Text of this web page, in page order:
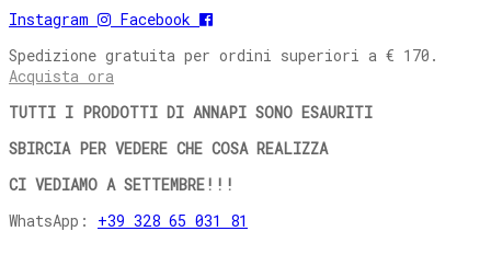
Instagram
Facebook
Spedizione gratuita per ordini superiori a € 170.
Acquista ora
TUTTI I PRODOTTI DI ANNAPI SONO ESAURITI
SBIRCIA PER VEDERE CHE COSA REALIZZA
CI VEDIAMO A SETTEMBRE!!!
WhatsApp: +39 328 65 031 81